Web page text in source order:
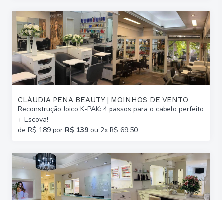
CLÁUDIA PENA BEAUTY | MOINHOS DE VENTO
Reconstrução Joico K-PAK: 4 passos para o cabelo perfeito
+ Escova!
de R$ 189 por R$ 139 ou 2x R$ 69,50